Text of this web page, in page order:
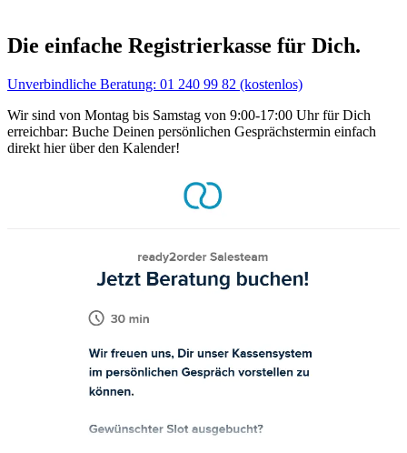
Die einfache Registrierkasse für Dich.
Unverbindliche Beratung: 01 240 99 82 (kostenlos)
Wir sind von Montag bis Samstag von 9:00-17:00 Uhr für Dich
erreichbar: Buche Deinen persönlichen Gesprächstermin einfach
direkt hier über den Kalender!